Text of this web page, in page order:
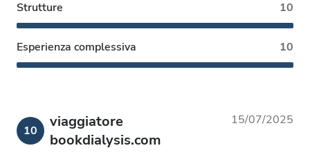
Strutture 10
Esperienza complessiva 10
10
viaggiatore
bookdialysis.com
15/07/2025